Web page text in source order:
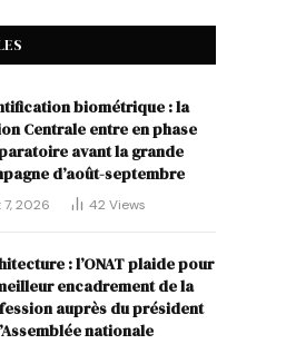
biométrique : la
Centrale entre en phase
avant la grande
d’août-septembre
7, 2026 42 Views
: l’ONAT plaide pour
encadrement de la
auprès du président
nationale